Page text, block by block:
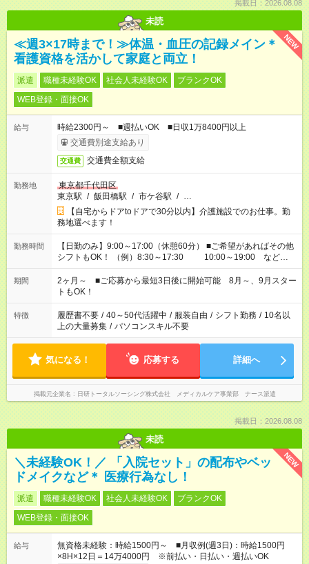
掲載日：2026.08.08
未読
NEW
≪週3×17時まで！≫体温・血圧の記録メイン＊
看護資格を活かして家庭と両立！
派遣 職種未経験OK 社会人未経験OK
ブランクOK
WEB登録・面接OK
給与
時給2300円～ ■週払いOK ■日収1万8400円以上
交通費別途支給あり
交通費 交通費全額支給
勤務地
東京都千代田区
東京駅 / 飯田橋駅 / 市ケ谷駅 / …
【自宅からドアtoドアで30分以内】介護施設でのお仕事。勤
務地選べます！
勤務時間
【日勤のみ】9:00～17:00（休憩60分） ■ご希望があればその他
シフトもOK！ （例）8:30～17:30 10:00～19:00 など
「家族とお休みを合わせたい」 「できれば残業はしたくない」
など、あなたのご希望に沿ったお仕事をご紹介します！ ※Wワ
ーク希望の方へ 今ご覧のお仕事で希望する勤務時間と、もう1つ
のお仕事の勤務時間。 合計で週40時間を超える場合は応募でき
ません
期間
2ヶ月～ ■ご応募から最短3日後に開始可能 8月～、9月スター
トもOK！
特徴 履歴書不要 / 40～50代活躍中 / 服装自由 / シフト勤務 / 10名以
上の大量募集 / パソコンスキル不要
気になる！ 応募する 詳細へ
掲載元企業名 日研トータルソーシング株式会社 メディカルケア事業部 ナース派遣
掲載日：2026.08.08
未読
NEW
＼未経験OK！／ 「入院セット」の配布やベッ
ドメイクなど＊ 医療行為なし！
派遣 職種未経験OK 社会人未経験OK
ブランクOK
WEB登録・面接OK
給与
無資格未経験：時給1500円～ ■月収例(週3日)：時給1500円
×8H×12日＝14万4000円 ※前払い・日払い・週払いOK